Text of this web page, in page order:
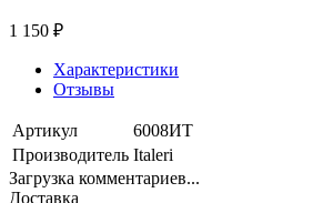
1 150 ₽
Характеристики
Отзывы
Артикул
6008ИТ
Производитель Italeri
Загрузка комментариев...
Доставка